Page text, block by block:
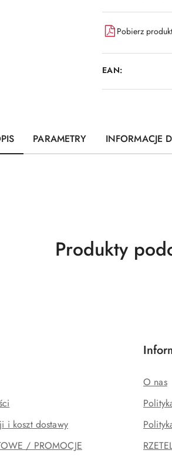
Pobierz
EAN:
PARAMETRY INFORMACJE
Produkty
Produkty
i koszt dostawy
/ PROMOCJE
O nas